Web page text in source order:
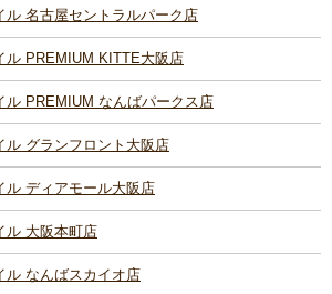
ル 名古屋セントラルパーク店
ル PREMIUM KITTE大阪店
ル PREMIUM なんばパークス店
ル グランフロント大阪店
ル ディアモール大阪店
ル 大阪本町店
ル なんばスカイオ店